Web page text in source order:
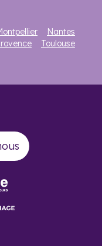
Nantes
Toulouse